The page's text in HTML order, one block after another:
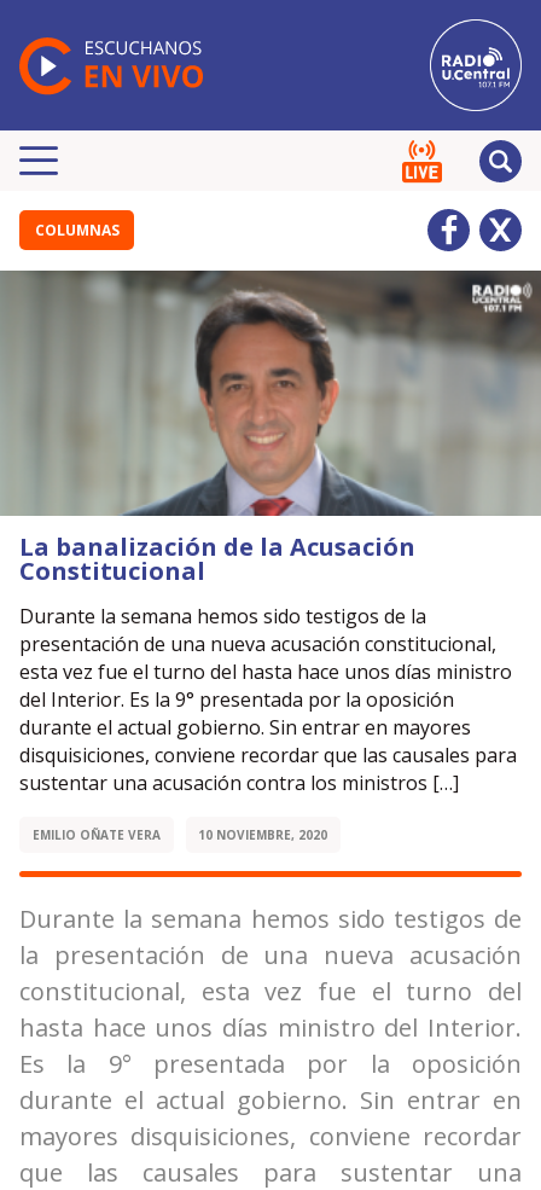
COLUMNAS
La banalización de la Acusación
Constitucional
Durante la semana hemos sido testigos de la
presentación de una nueva acusación constitucional,
esta vez fue el turno del hasta hace unos días ministro
del Interior. Es la 9° presentada por la oposición
durante el actual gobierno. Sin entrar en mayores
disquisiciones, conviene recordar que las causales para
sustentar una acusación contra los ministros […]
EMILIO OÑATE VERA 10 NOVIEMBRE, 2020
Durante la semana hemos sido testigos de
la presentación de una nueva acusación
constitucional, esta vez fue el turno del
hasta hace unos días ministro del Interior.
Es la 9° presentada por la oposición
durante el actual gobierno. Sin entrar en
mayores disquisiciones, conviene recordar
que las causales para sustentar una